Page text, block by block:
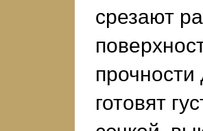
срезают
готовят